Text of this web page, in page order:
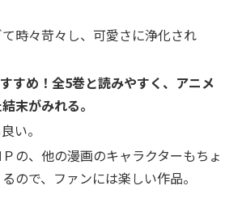
時々苛々し、可愛さに浄化され
すめ！全5巻と読みやすく、アニメ
末がみれる。
い。
の、他の漫画のキャラクターもちょ
ので、ファンには楽しい作品。